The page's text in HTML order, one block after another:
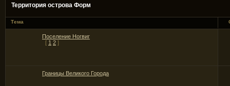
Территория острова Форм
Тема
Поселение Ногвиг
[ 1 2 ]
Границы Великого Города